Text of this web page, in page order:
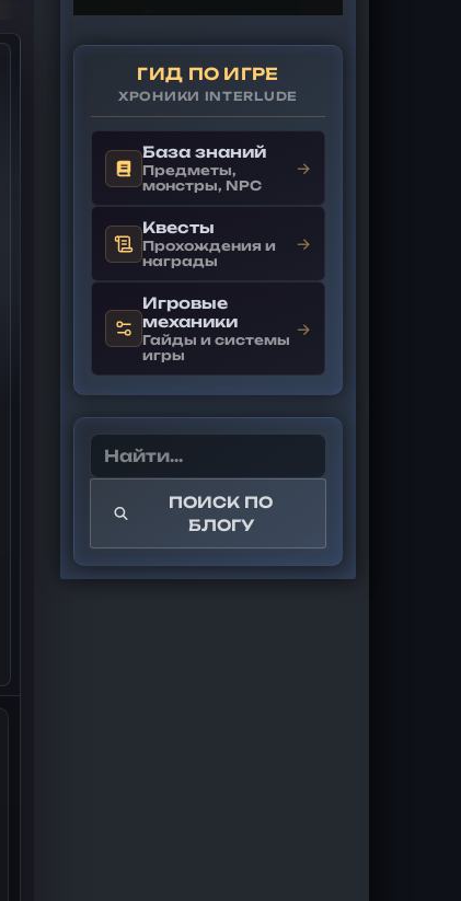
ГИД ПО ИГРЕ
ХРОНИКИ INTERLUDE
База знаний
Предметы,
монстры, NPC
→
Квесты
Прохождения и
награды
→
Игровые
механики
Гайды и системы
игры
→
ПОИСК ПО
БЛОГУ